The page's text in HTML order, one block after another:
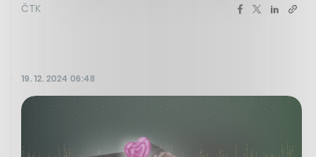
ČTK
19. 12. 2024 06:48